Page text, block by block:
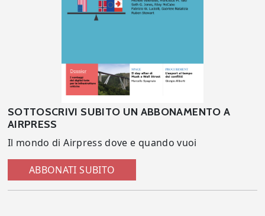
SOTTOSCRIVI SUBITO UN ABBONAMENTO A
AIRPRESS
Il mondo di Airpress dove e quando vuoi
ABBONATI SUBITO